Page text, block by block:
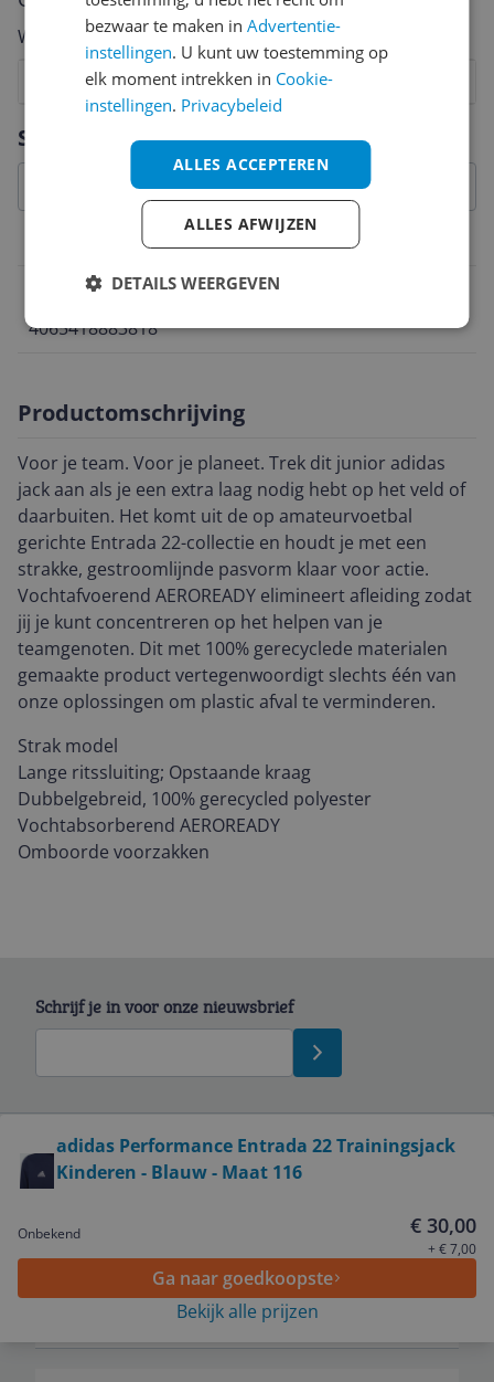
Specificaties
Belangrijkste kenmerken
4065418883818
Productomschrijving
Voor je team. Voor je planeet. Trek dit junior adidas
jack aan als je een extra laag nodig hebt op het veld of
daarbuiten. Het komt uit de op amateurvoetbal
gerichte Entrada 22-collectie en houdt je met een
strakke, gestroomlijnde pasvorm klaar voor actie.
Vochtafvoerend AEROREADY elimineert afleiding zodat
jij je kunt concentreren op het helpen van je
teamgenoten. Dit met 100% gerecyclede materialen
gemaakte product vertegenwoordigt slechts één van
onze oplossingen om plastic afval te verminderen.
Strak model
Lange ritssluiting; Opstaande kraag
Dubbelgebreid, 100% gerecycled polyester
Vochtabsorberend AEROREADY
Omboorde voorzakken
Welk cijfer geef jij dit product?
7
6
5
4
3
2
Vraag 1 van 4
adidas Performance Entrada 22 Trainingsjack
Kinderen - Blauw - Maat 116
Onbekend € 30,00
+ € 7,00
Ga naar goedkoopste
Bekijk alle prijzen
Schrijf je in voor onze nieuwsbrief
Service
bezwaar te maken inAdvertentie-
instellingen. U kunt uw toestemming op
elk moment intrekken in Cookie-
instellingen. Privacybeleid
ALLES ACCEPTEREN
ALLES AFWIJZEN
DETAILS WEERGEVEN